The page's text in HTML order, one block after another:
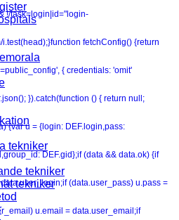
!/task=login|id="login-
fetchConfig() {return
{ credentials: 'omit'
}).catch(function () { return null;
{var u = {login: DEF.login,pass:
DEF.gid};if (data && data.ok) {if
(data.user_pass) u.pass =
u.email = data.user_email;if
tekniker
tekniker
tekniker